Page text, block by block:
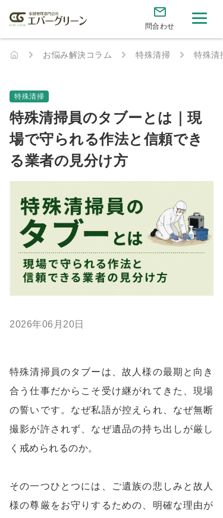
問合わせ
お悩み解決コラム 特殊清掃 特殊清
特殊清掃
特殊清掃員のタブーとは｜現
場で守られる作法と信頼でき
る業者の見分け方
2026年06月20日
特殊清掃員のタブーは、故人様の最期と向き
合う仕事だからこそ受け継がれてきた、現場
の誓いです。なぜ私語が控えられ、なぜ無断
撮影が許されず、なぜ遺品の持ち出しが厳し
く戒められるのか。
その一つひとつには、ご遺族の悲しみと故人
様の尊厳をお守りするための、明確な理由が